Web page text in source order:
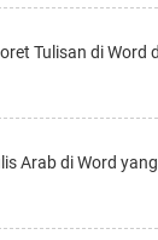
Tulisan di Word
Arab di Word